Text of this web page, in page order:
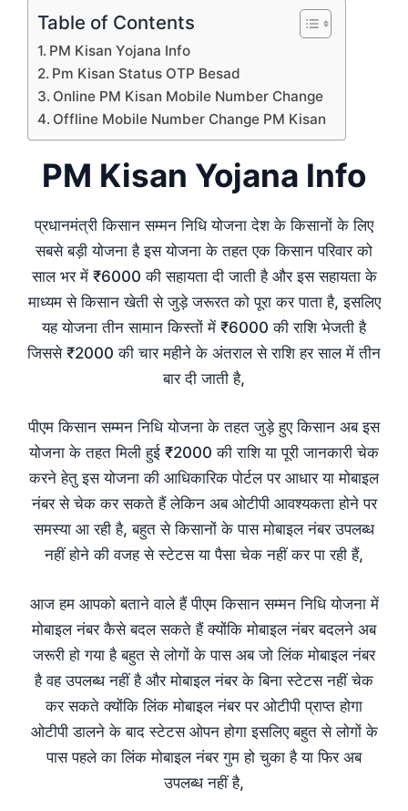
Table of Contents
PM Kisan Yojana Info
Pm Kisan Status OTP Besad
Online PM Kisan Mobile Number Change
Offline Mobile Number Change PM Kisan
PM Kisan Yojana Info
प्रधानमंत्री किसान सम्मन निधि योजना देश के किसानों के लिए
सबसे बड़ी योजना है इस योजना के तहत एक किसान परिवार को
साल भर में ₹6000 की सहायता दी जाती है और इस सहायता के
माध्यम से किसान खेती से जुड़े जरूरत को पूरा कर पाता है, इसलिए
यह योजना तीन सामान किस्तों में ₹6000 की राशि भेजती है
जिससे ₹2000 की चार महीने के अंतराल से राशि हर साल में तीन
बार दी जाती है,
पीएम किसान सम्मन निधि योजना के तहत जुड़े हुए किसान अब इस
योजना के तहत मिली हुई ₹2000 की राशि या पूरी जानकारी चेक
करने हेतु इस योजना की आधिकारिक पोर्टल पर आधार या मोबाइल
नंबर से चेक कर सकते हैं लेकिन अब ओटीपी आवश्यकता होने पर
समस्या आ रही है, बहुत से किसानों के पास मोबाइल नंबर उपलब्ध
नहीं होने की वजह से स्टेटस या पैसा चेक नहीं कर पा रही हैं,
आज हम आपको बताने वाले हैं पीएम किसान सम्मन निधि योजना में
मोबाइल नंबर कैसे बदल सकते हैं क्योंकि मोबाइल नंबर बदलने अब
जरूरी हो गया है बहुत से लोगों के पास अब जो लिंक मोबाइल नंबर
है वह उपलब्ध नहीं है और मोबाइल नंबर के बिना स्टेटस नहीं चेक
कर सकते क्योंकि लिंक मोबाइल नंबर पर ओटीपी प्राप्त होगा
ओटीपी डालने के बाद स्टेटस ओपन होगा इसलिए बहुत से लोगों के
पास पहले का लिंक मोबाइल नंबर गुम हो चुका है या फिर अब
उपलब्ध नहीं है,